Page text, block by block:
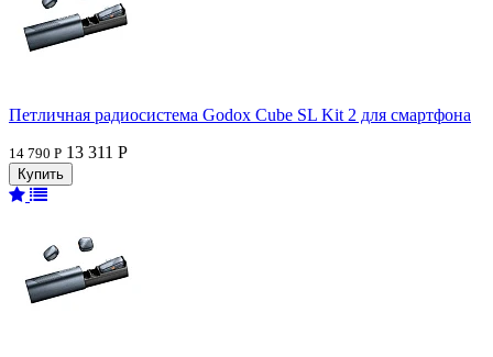
Петличная радиосистема Godox Cube SL Kit 2 для смартфона
14 790 Р 13 311 Р